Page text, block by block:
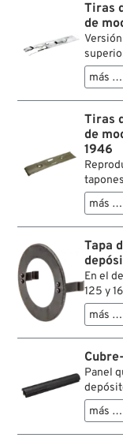
Tiras
de
los
durante
cubrir
donde
más …
Tiras
de
1946
los
1945,
el
pintan
en los
1937-
más …
Tapa
En el
125 y
por
situado
amplio
sí, hay
cubría
más …
Panel
más …